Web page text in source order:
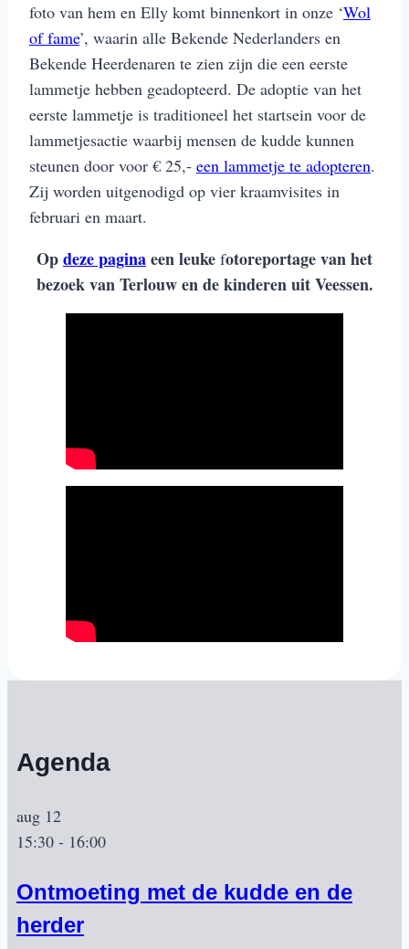
foto van hem en Elly komt binnenkort in onze ‘Wol
of fame’, waarin alle Bekende Nederlanders en
Bekende Heerdenaren te zien zijn die een eerste
lammetje hebben geadopteerd. De adoptie van het
eerste lammetje is traditioneel het startsein voor de
lammetjesactie waarbij mensen de kudde kunnen
steunen door voor € 25,- een lammetje te adopteren.
Zij worden uitgenodigd op vier kraamvisites in
februari en maart.
Opdeze paginaeen leuke fotoreportage van het
bezoek van Terlouw en de kinderen uit Veessen.
Agenda
aug 12
15:30 - 16:00
Ontmoeting met de kudde en de
herder